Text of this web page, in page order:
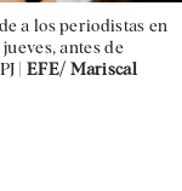
a los periodistas en
antes de
| EFE/ Mariscal